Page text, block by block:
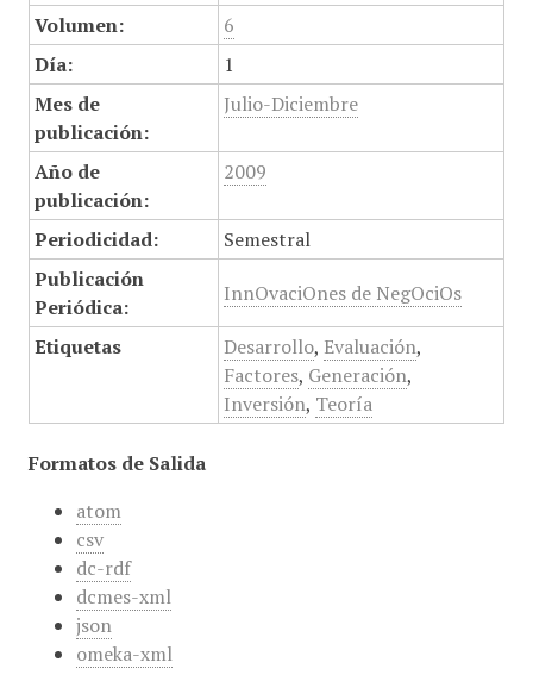
Volumen:
6
Día:
1
Mes de
publicación:
Julio-Diciembre
Año de
publicación:
2009
Periodicidad:
Semestral
Publicación
Periódica:
InnOvaciOnes de NegOciOs
Etiquetas Desarrollo, Evaluación,
Factores, Generación,
Inversión, Teoría
Formatos de Salida
atom
csv
dc-rdf
dcmes-xml
json
omeka-xml